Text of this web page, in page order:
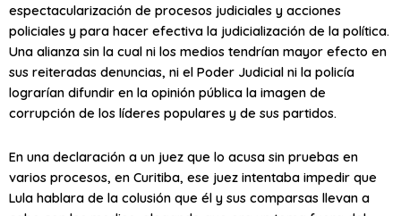
espectacularización de procesos judiciales y acciones
policiales y para hacer efectiva la judicialización de la política.
Una alianza sin la cual ni los medios tendrían mayor efecto en
sus reiteradas denuncias, ni el Poder Judicial ni la policía
lograrían difundir en la opinión pública la imagen de
corrupción de los líderes populares y de sus partidos.
En una declaración a un juez que lo acusa sin pruebas en
varios procesos, en Curitiba, ese juez intentaba impedir que
Lula hablara de la colusión que él y sus comparsas llevan a